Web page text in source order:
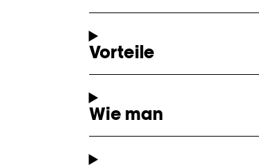
Vorteile
Wie man